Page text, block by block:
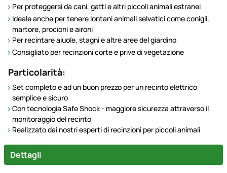
Per proteggersi da cani, gatti e altri piccoli animali estranei
Ideale anche per tenere lontani animali selvatici come conigli,
martore, procioni e aironi
Per recintare aiuole, stagni e altre aree del giardino
Consigliato per recinzioni corte e prive di vegetazione
Particolarità:
Set completo e ad un buon prezzo per un recinto elettrico
semplice e sicuro
Con tecnologia Safe Shock - maggiore sicurezza attraverso il
monitoraggio del recinto
Realizzato dai nostri esperti di recinzioni per piccoli animali
Dettagli